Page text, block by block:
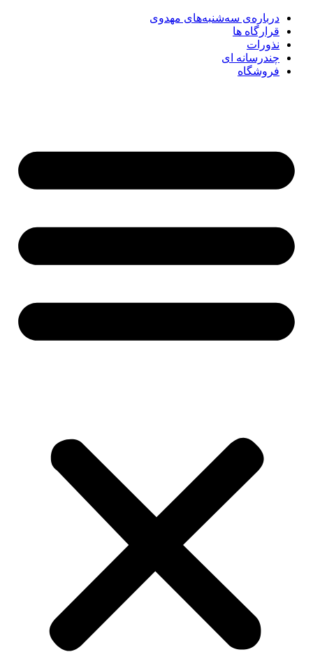
درباره‌ی سه‌شنبه‌های مهدوی
قرارگاه ها
نذورات
چندرسانه‌ ای
فروشگاه